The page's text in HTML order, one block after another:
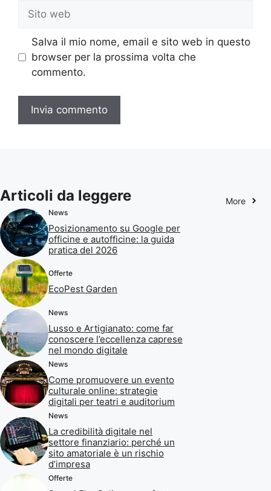
Sito
web
Salva il mio nome, email e sito web in questo
browser per la prossima volta che
commento.
Articoli da leggere More
News
Posizionamento su Google per
officine e autofficine: la guida
pratica del 2026
Offerte
EcoPest Garden
News
Lusso e Artigianato: come far
conoscere l’eccellenza caprese
nel mondo digitale
News
Come promuovere un evento
culturale online: strategie
digitali per teatri e auditorium
News
La credibilità digitale nel
settore finanziario: perché un
sito amatoriale è un rischio
d’impresa
Offerte